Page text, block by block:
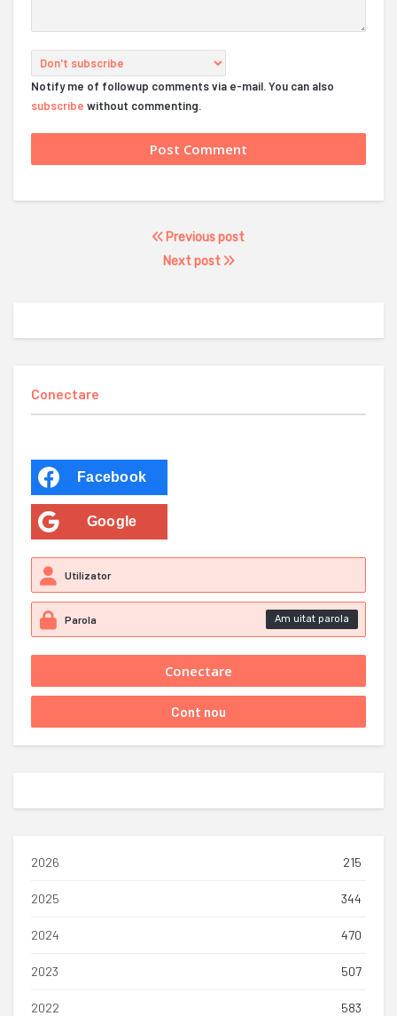
Notify me of followup comments via e-mail. You can also
subscribe without commenting.
Previous post
Next post
Conectare
Facebook
Google
Am uitat parola
2026 215
2025 344
2024 470
2023 507
2022 583